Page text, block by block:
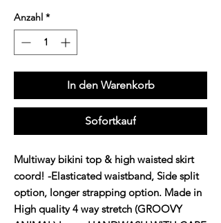
Anzahl *
In den Warenkorb
Sofortkauf
Multiway bikini top & high waisted skirt
coord! -Elasticated waistband, Side split
option, longer strapping option. Made in
High quality 4 way stretch (GROOVY